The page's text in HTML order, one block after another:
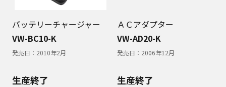
バッテリーチャージャー
VW-BC10-K
発売日： 2010年2月
ＡＣアダプター
VW-AD20-K
発売日： 2006年12月
生産終了 生産終了